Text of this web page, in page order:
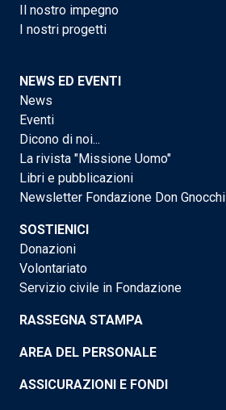
Il nostro impegno
I nostri progetti
NEWS ED EVENTI
News
Eventi
Dicono di noi...
La rivista "Missione Uomo"
Libri e pubblicazioni
Newsletter Fondazione Don Gnocchi
SOSTIENICI
Donazioni
Volontariato
Servizio civile in Fondazione
RASSEGNA STAMPA
AREA DEL PERSONALE
ASSICURAZIONI E FONDI